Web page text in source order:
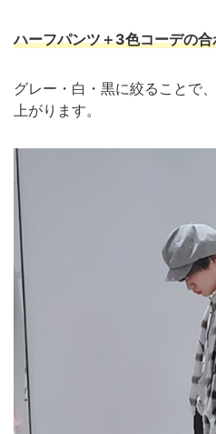
ハーフパンツ＋3色コーデの合
グレー・白・黒に絞ることで
上がります。